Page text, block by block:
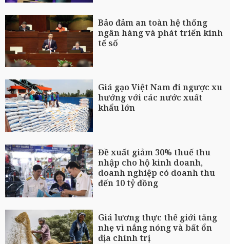
Bảo đảm an toàn hệ thống
ngân hàng và phát triển kinh
tế số
Giá gạo Việt Nam đi ngược xu
hướng với các nước xuất
khẩu lớn
Đề xuất giảm 30% thuế thu
nhập cho hộ kinh doanh,
doanh nghiệp có doanh thu
đến 10 tỷ đồng
Giá lương thực thế giới tăng
nhẹ vì nắng nóng và bất ổn
địa chính trị